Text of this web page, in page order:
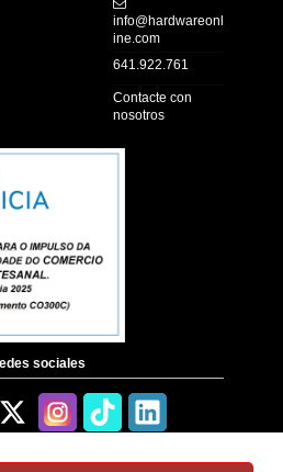
info@hardwareonl
ine.com
641.922.761
Contacte con
nosotros
sociales